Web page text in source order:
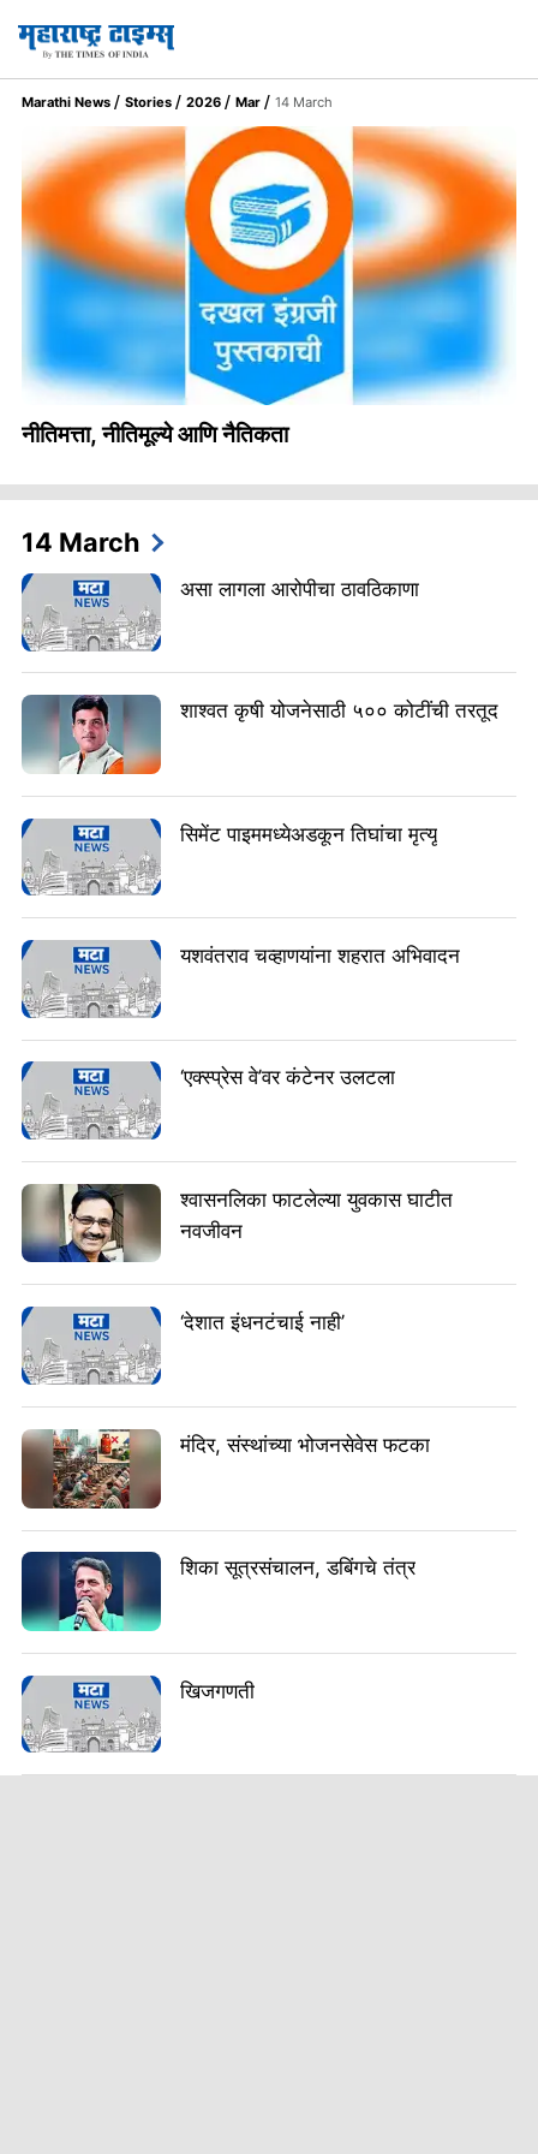
Marathi News Stories 2026 Mar 14 March
नीतिमत्ता, नीतिमूल्ये आणि नैतिकता
14 March
असा लागला आरोपीचा ठावठिकाणा
शाश्वत कृषी योजनेसाठी ५०० कोटींची तरतूद
सिमेंट पाइममध्येअडकून तिघांचा मृत्यू
यशवंतराव चव्हाणयांना शहरात अभिवादन
‘एक्स्प्रेस वे’वर कंटेनर उलटला
श्वासनलिका फाटलेल्या युवकास घाटीत
नवजीवन
‘देशात इंधनटंचाई नाही’
मंदिर, संस्थांच्या भोजनसेवेस फटका
शिका सूत्रसंचालन, डबिंगचे तंत्र
खिजगणती